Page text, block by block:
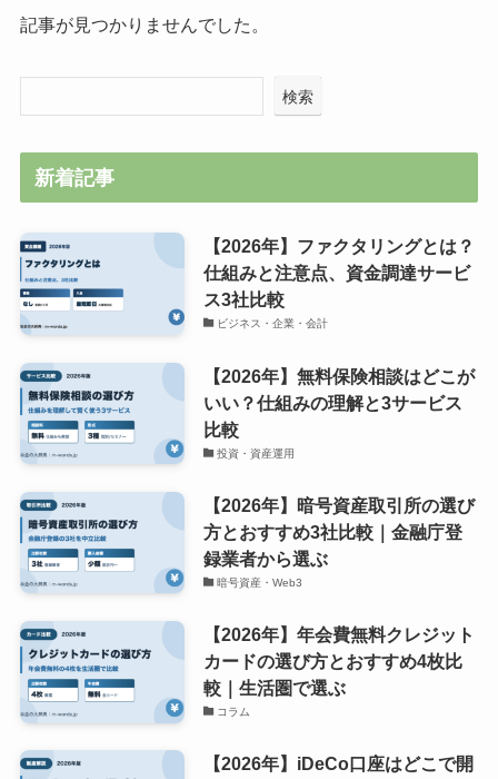
記事が見つかりませんでした。
検索
新着記事
【2026年】ファクタリングとは？
仕組みと注意点、資金調達サービ
ス3社比較
ビジネス・企業・会計
【2026年】無料保険相談はどこが
いい？仕組みの理解と3サービス
比較
投資・資産運用
【2026年】暗号資産取引所の選び
方とおすすめ3社比較｜金融庁登
録業者から選ぶ
暗号資産・Web3
【2026年】年会費無料クレジット
カードの選び方とおすすめ4枚比
較｜生活圏で選ぶ
コラム
【2026年】iDeCo口座はどこで開